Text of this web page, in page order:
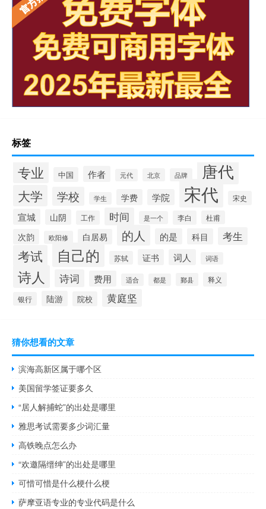
标签
专业 中国 作者 元代 北京 品牌 唐代
大学 学校 学生 学费 学院 宋代 宋史
宣城 山阴 工作 时间 是一个 李白 杜甫
次韵 欧阳修 白居易 的人 的是 科目 考生
考试 自己的 苏轼 证书 词人 词语
诗人 诗词 费用 适合 都是 鄞县 释义
银行 陆游 院校 黄庭坚
猜你想看的文章
滨海高新区属于哪个区
美国留学签证要多久
“居人解捕蛇”的出处是哪里
雅思考试需要多少词汇量
高铁晚点怎么办
“欢邀隔缙绅”的出处是哪里
可惜可惜是什么梗什么梗
萨摩亚语专业的专业代码是什么